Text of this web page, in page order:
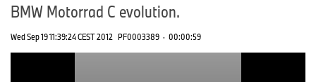
BMW Motorrad C evolution.
Wed Sep 19 11:39:24 CEST 2012 PF0003389 · 00:00:59